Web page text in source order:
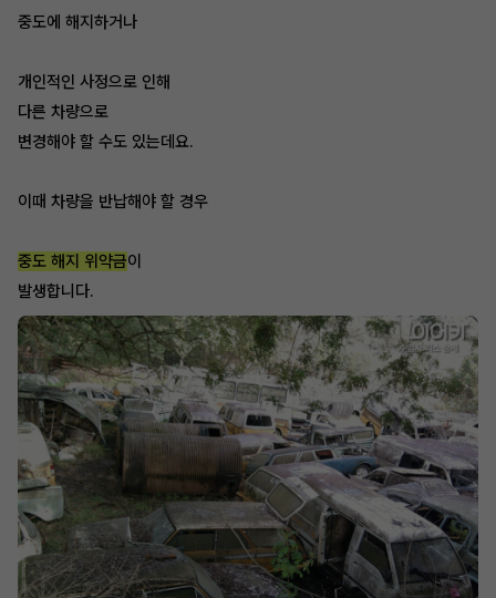
중도에 해지하거나
개인적인 사정으로 인해
다른 차량으로
변경해야 할 수도 있는데요.
이때 차량을 반납해야 할 경우
중도 해지 위약금이
발생합니다.